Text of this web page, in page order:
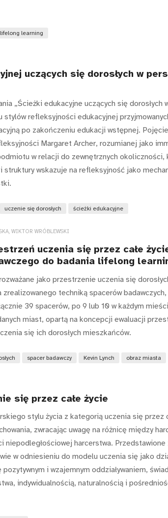
lifelong learning
uczących się dorosłych w
„Ścieżki edukacyjne uczących się dorosłych
refleksyjności edukacyjnej
po zakończeniu edukacji wstępnej.
Margaret Archer, rozumianej jako
w relacji do zewnętrznych
wskazuje na refleksyjność jako
uczenie się dorosłych ścieżki edukacyjne
WIKTOR WRÓBLEWSKI
uczenia się przez całe
do badania lifelong
jako przestrzenie uczenia się
techniką spacerów
39 spacerów, po 9 lub 10 w każdym
miast, opartą na koncepcji ewaluacji
się ich dorosłych mieszkańców.
spacer badawczy Kevin Lynch obraz miasta
się przez całe życie
stylu życia z kategorią uczenia się przez
zwracając uwagę na różnicę między
niepodległościowej harcerstwa. Przedstawione
w odniesieniu do modelu uczenia się jako
i wzajemnym oddziaływaniem,
indywidualnością, naturalnością i